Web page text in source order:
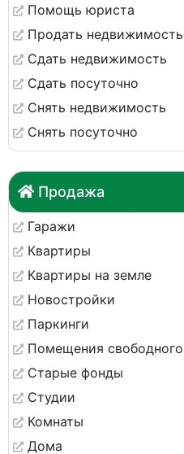
Помощь юриста
Продать недвижимость
Сдать недвижимость
Сдать посуточно
Снять недвижимость
Снять посуточно
Продажа
Гаражи
Квартиры
Квартиры на земле
Новостройки
Паркинги
Помещения свободного
Старые фонды
Студии
Комнаты
Дома